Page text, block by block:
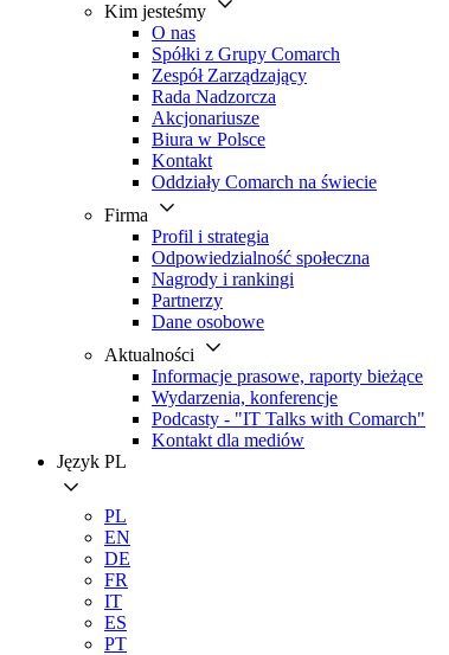
Kim jesteśmy
O nas
Spółki z Grupy Comarch
Zespół Zarządzający
Rada Nadzorcza
Akcjonariusze
Biura w Polsce
Kontakt
Oddziały Comarch na świecie
Firma
Profil i strategia
Odpowiedzialność społeczna
Nagrody i rankingi
Partnerzy
Dane osobowe
Aktualności
Informacje prasowe, raporty bieżące
Wydarzenia, konferencje
Podcasty - "IT Talks with Comarch"
Kontakt dla mediów
Język PL
PL
EN
DE
FR
IT
ES
PT